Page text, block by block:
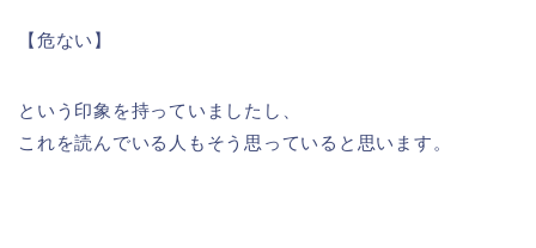
【危ない】
という印象を持っていましたし、
これを読んでいる人もそう思っていると思います。